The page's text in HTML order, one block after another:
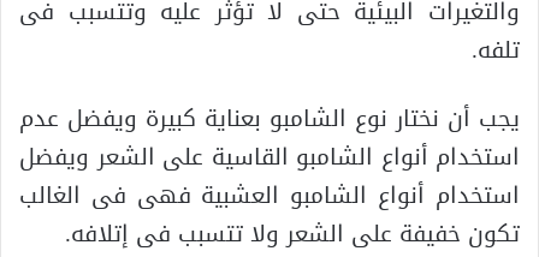
والتغيرات البيئية حتى لا تؤثر عليه وتتسبب فى
تلفه.
يجب أن نختار نوع الشامبو بعناية كبيرة ويفضل عدم
استخدام أنواع الشامبو القاسية على الشعر ويفضل
استخدام أنواع الشامبو العشبية فهى فى الغالب
تكون خفيفة على الشعر ولا تتسبب فى إتلافه.